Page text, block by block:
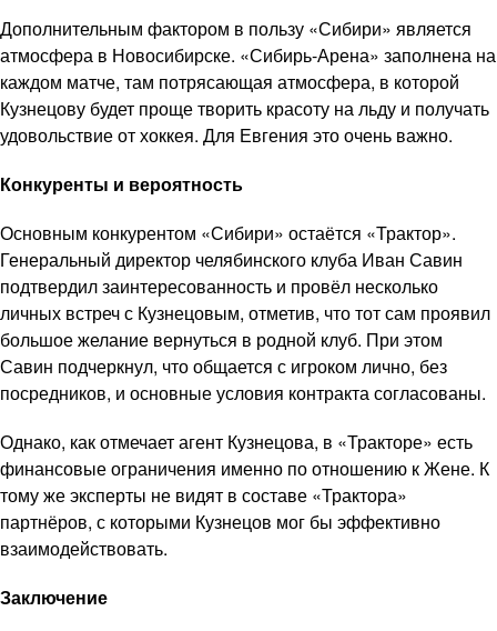
Дополнительным фактором в пользу «Сибири» является
атмосфера в Новосибирске. «Сибирь-Арена» заполнена на
каждом матче, там потрясающая атмосфера, в которой
Кузнецову будет проще творить красоту на льду и получать
удовольствие от хоккея. Для Евгения это очень важно.
Конкуренты и вероятность
Основным конкурентом «Сибири» остаётся «Трактор».
Генеральный директор челябинского клуба Иван Савин
подтвердил заинтересованность и провёл несколько
личных встреч с Кузнецовым, отметив, что тот сам проявил
большое желание вернуться в родной клуб. При этом
Савин подчеркнул, что общается с игроком лично, без
посредников, и основные условия контракта согласованы.
Однако, как отмечает агент Кузнецова, в «Тракторе» есть
финансовые ограничения именно по отношению к Жене. К
тому же эксперты не видят в составе «Трактора»
партнёров, с которыми Кузнецов мог бы эффективно
взаимодействовать.
Заключение